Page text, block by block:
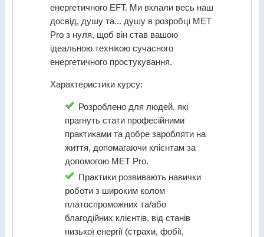
енергетичного EFT. Ми вклали весь наш
досвід, душу та... душу в розробці MET
Pro з нуля, щоб він став вашою
ідеальною технікою сучасного
енергетичного простукування.
Характеристики курсу:
Розроблено для людей, які
прагнуть стати професійними
практиками та добре заробляти на
життя, допомагаючи клієнтам за
допомогою MET Pro.
Практики розвивають навички
роботи з широким колом
платоспроможних та/або
благодійних клієнтів, від станів
низької енергії (страхи, фобії,